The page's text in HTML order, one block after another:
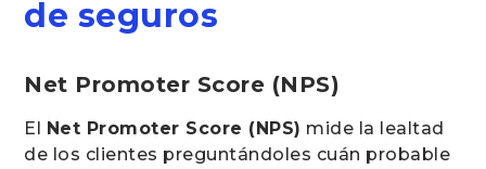
de seguros
Net Promoter Score (NPS)
El Net Promoter Score (NPS) mide la lealtad
de los clientes preguntándoles cuán probable